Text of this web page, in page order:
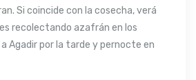
Si coincide con la cosecha, verá
recolectando azafrán en los
Agadir por la tarde y pernocte en